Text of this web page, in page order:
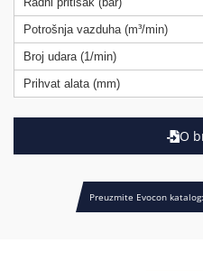
O
Potrošnja vazduha (m³/min)
Broj udara (1/min)
Prihvat alata (mm)
Preuzmite Evocon katalog: